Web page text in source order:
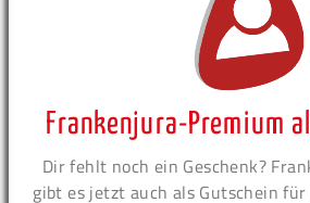
Frankenjura-Premium
Dir fehlt noch ein Geschenk?
gibt es jetzt auch als Gutschein